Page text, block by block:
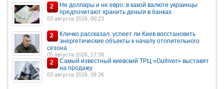
2
Не доллары и не евро: в какой валюте украинцы
предпочитают хранить деньги в банках
03 августа 2026, 00:23
2
Кличко рассказал, успеет ли Киев восстановить
энергетические объекты к началу отопительного
сезона
05 августа 2026, 17:38
2
Самый известный киевский ТРЦ «Gulliver» выставят
на продажу
03 августа 2026, 09:26